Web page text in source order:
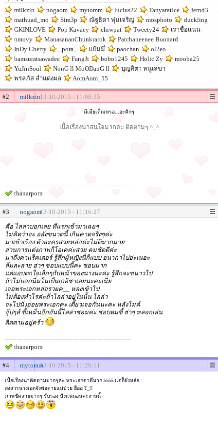
milkzin
nogaom mytomm lucius22 TanyaratIce
fernd3
mathuad_mo
Sim3p ณัฐธิดา พุ่มเจริญ mosphoto
duckling
GKINLOVE
Pop Kavaey chiwpat Tweety24
เราชื่อเเนน
nmovy
ManasananChunkratok
Patchaneenee Boonard
InDy Cherry
_pora_ แป๋มมี่ paochan
ol2eo
bamsuratsawadee
FangJi bobo1245 Holic Zy
mooba25
YuJinSoul
NonG ll MoODanG ll
บุญสิตา หนูเลขา
พรลภัส สำแดงผล
AomAom_55
#2 milkzin13-10-2015 - 11:08:35
มีเมียเด็กเหรอ...อะคิกๆ
เนื้อเรื่องน่าสนใจมากค่ะ ติดตามๆ ^_^
thanarporn
#3 nogaom13-10-2015 - 11:16:27
คือ ไลล่าบอกเลย ทีแรกเข้ามาเฉยๆ
ไม่คิดว่าจะ อลังขนาดนี้ เกินคาดจริงๆค่ะ
มาเข้าเรื่อง ตัวละครสวยหล่อค่ะไม่ติมากมาย
ส่วนการแต่งภาพก็โอเคค่ะสวย คมชัดดีค่ะ
มาถึงคาแร็คเตอร์ รู้สึกผู้หญิงนี่ก็แบบ อนาถาไปอ่ะเนอะ
ล้มละลาย ฮ่าๆ ชอบแบบนี้ค่ะ ชอบมาก
แต่แอบตกใจเล็กๆกับหน้าของนางนะคะ รู้สึกจะขนาวไป
ถ้าไม่บอกนี่มโนเป็นเกอิชาเลยนะคะเนี่ย
เจอพระเอกหล่อรวยค__ หลงเข้าไป
ไม่ต้องทำไรค่ะถ้าไลล่าอยู่ในนั้น ไลล่า
จะไปนั่งอ่อยพระเอกค่ะ เดี๋ยวเจอกันนะคะ หลังไมค์
จุ้ปๆส์ ขี้เหม็นอีกอันนี้ไลล่าชอมค่ะ ชอบดมขี้ ฮ่าๆ หลอกเล่น
ติดตามอยู่คร้า
thanarporn
#4 mytomm13-10-2015 - 11:26:11
เนื้อเรื่องน่าติดตามมากๆค่ะ พระเอกตาตี่มาก 5555 แต่ก็ยังหล่อ
สงสารนางเอกจังพ่อตายแม่ป่วย ฮืออ T_T
ภาพชัดสวยมากๆ รับรอง ปังแน่นอนค่ะงานนี้